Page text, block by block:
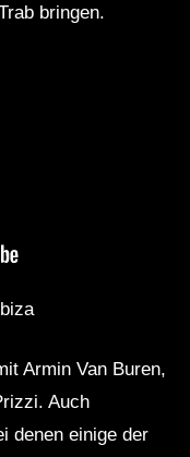
bringen.
Armin Van Buren,
Auch
denen einige der